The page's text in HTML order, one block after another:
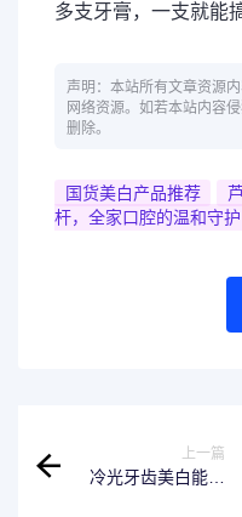
多支牙膏，一支就能
声明：本站所有文章资源
网络资源。如若本站内容
删除。
国货美白产品推荐
杆，全家口腔的温和守护
上一篇
冷光牙齿美白能保